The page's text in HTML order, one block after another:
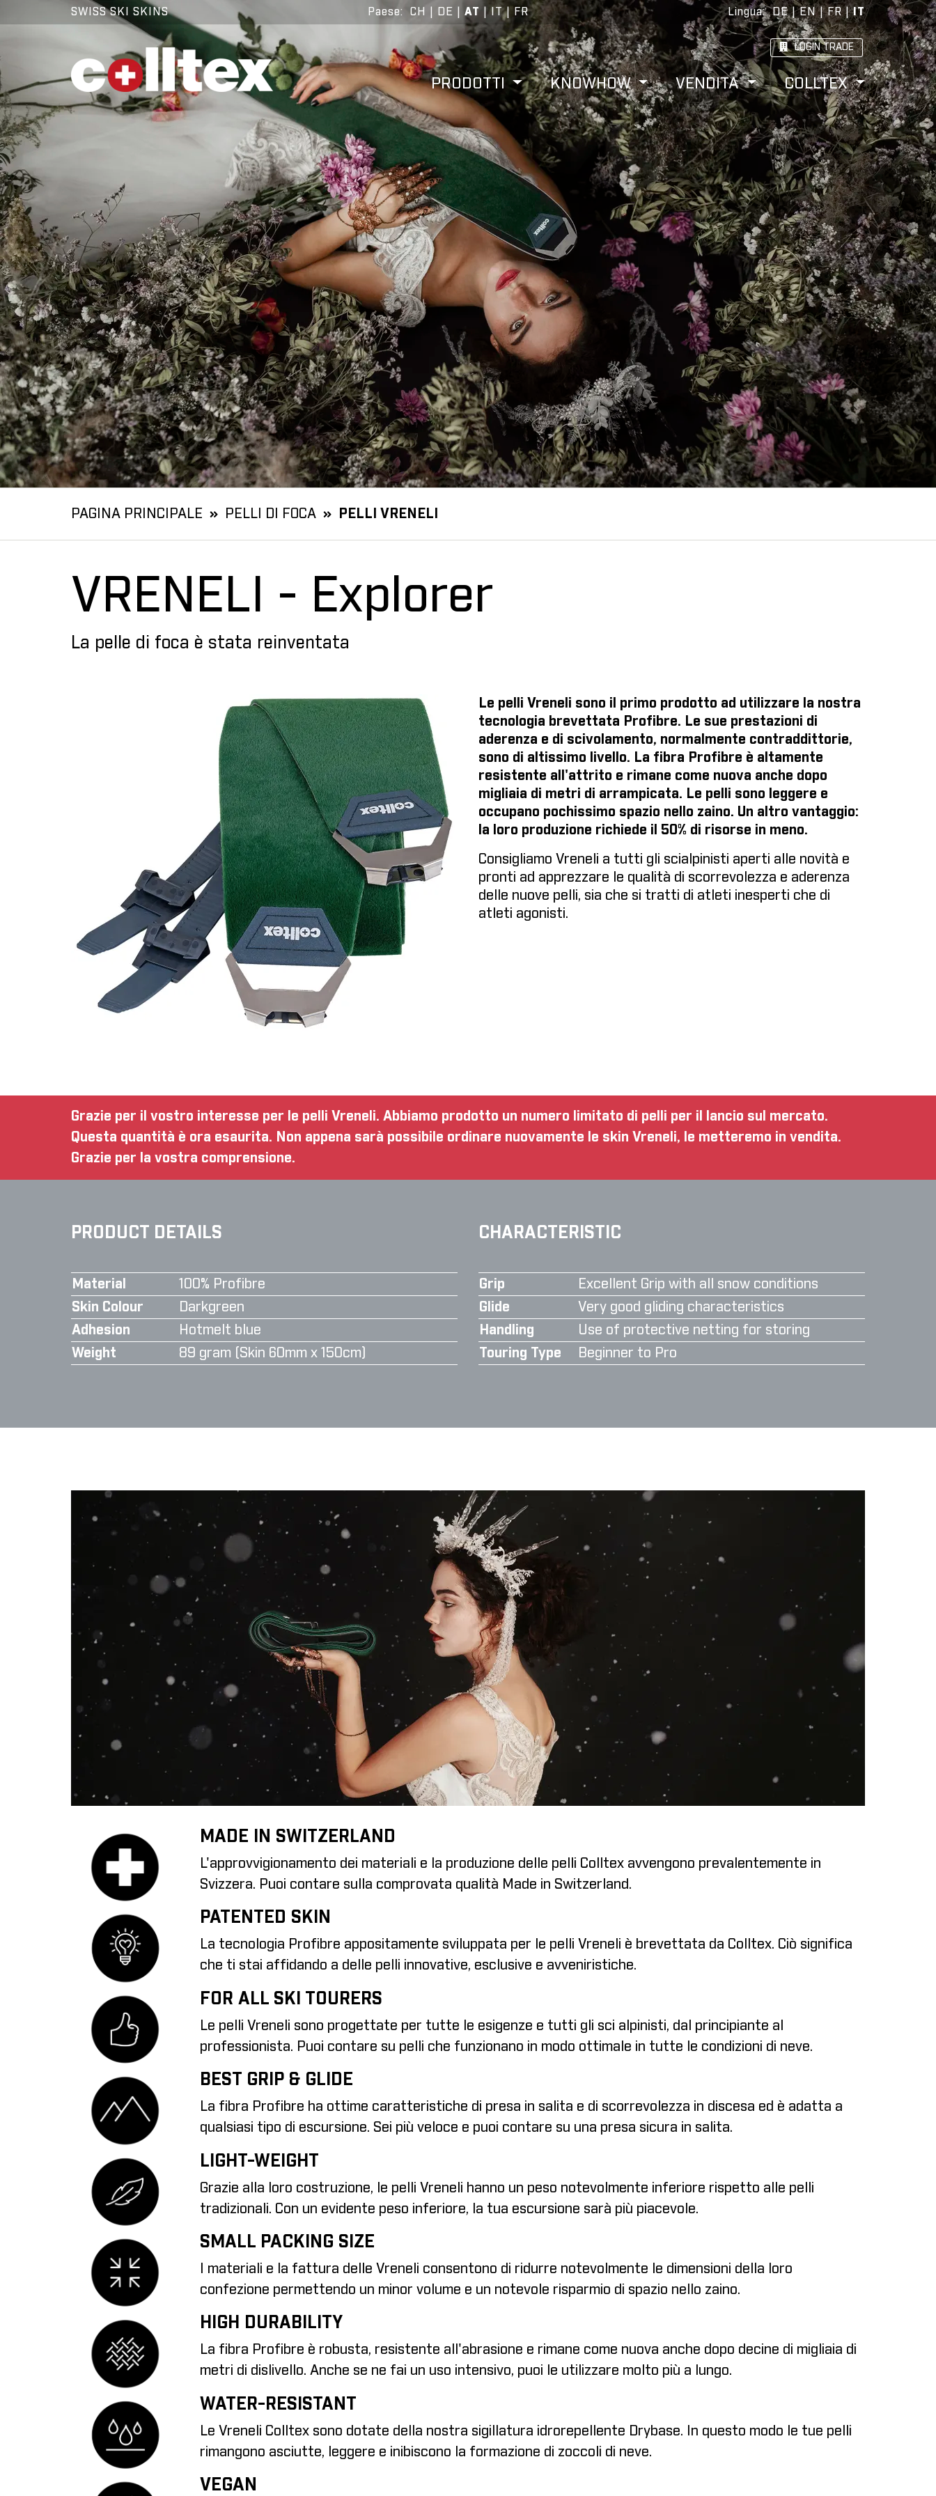
SWISS SKI SKINS Paese: CH DE AT | IT| FR Lingua:DE|EN|FR|IT
LOGIN TRADE
PRODOTTI KNOWHOW VENDITA COLLTEX
PAGINA PRINCIPALE PELLI DI FOCA PELLI VRENELI
VRENELI - Explorer
La pelle di foca è stata reinventata
Le pelli Vreneli sono il primo prodotto ad utilizzare la nostra
tecnologia brevettata Profibre. Le sue prestazioni di
aderenza e di scivolamento, normalmente contraddittorie,
sono di altissimo livello. La fibra Profibre è altamente
resistente all'attrito e rimane come nuova anche dopo
migliaia di metri di arrampicata. Le pelli sono leggere e
occupano pochissimo spazio nello zaino. Un altro vantaggio:
la loro produzione richiede il 50% di risorse in meno.
Consigliamo Vreneli a tutti gli scialpinisti aperti alle novità e
pronti ad apprezzare le qualità di scorrevolezza e aderenza
delle nuove pelli, sia che si tratti di atleti inesperti che di
atleti agonisti.
Grazie per il vostro interesse per le pelli Vreneli. Abbiamo prodotto un numero limitato di pelli per il lancio sul mercato.
Questa quantità è ora esaurita. Non appena sarà possibile ordinare nuovamente le skin Vreneli, le metteremo in vendita.
Grazie per la vostra comprensione.
PRODUCT DETAILS
Material
100% Profibre
Skin Colour
Darkgreen
Adhesion
Hotmelt blue
Weight
89 gram (Skin 60mm x 150cm)
CHARACTERISTIC
Grip
Excellent Grip with all snow conditions
Glide
Very good gliding characteristics
Handling
Use of protective netting for storing
Touring Type
Beginner to Pro
MADE IN SWITZERLAND
L'approvvigionamento dei materiali e la produzione delle pelli Colltex avvengono prevalentemente in
Svizzera. Puoi contare sulla comprovata qualità Made in Switzerland.
PATENTED SKIN
La tecnologia Profibre appositamente sviluppata per le pelli Vreneli è brevettata da Colltex. Ciò significa
che ti stai affidando a delle pelli innovative, esclusive e avveniristiche.
FOR ALL SKI TOURERS
Le pelli Vreneli sono progettate per tutte le esigenze e tutti gli sci alpinisti, dal principiante al
professionista. Puoi contare su pelli che funzionano in modo ottimale in tutte le condizioni di neve.
BEST GRIP & GLIDE
La fibra Profibre ha ottime caratteristiche di presa in salita e di scorrevolezza in discesa ed è adatta a
qualsiasi tipo di escursione. Sei più veloce e puoi contare su una presa sicura in salita.
LIGHT-WEIGHT
Grazie alla loro costruzione, le pelli Vreneli hanno un peso notevolmente inferiore rispetto alle pelli
tradizionali. Con un evidente peso inferiore, la tua escursione sarà più piacevole.
SMALL PACKING SIZE
I materiali e la fattura delle Vreneli consentono di ridurre notevolmente le dimensioni della loro
confezione permettendo un minor volume e un notevole risparmio di spazio nello zaino.
HIGH DURABILITY
La fibra Profibre è robusta, resistente all'abrasione e rimane come nuova anche dopo decine di migliaia di
metri di dislivello. Anche se ne fai un uso intensivo, puoi le utilizzare molto più a lungo.
WATER-RESISTANT
Le Vreneli Colltex sono dotate della nostra sigillatura idrorepellente Drybase. In questo modo le tue pelli
rimangono asciutte, leggere e inibiscono la formazione di zoccoli di neve.
VEGAN